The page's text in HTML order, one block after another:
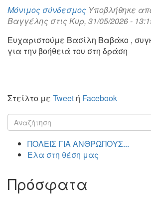
Μόνιμος σύνδεσμος Υποβλήθηκε
Βαγγέλης στις Κυρ, 31/05/2026 -
Ευχαριστούμε Βασίλη Βαβάκο ,
για την βοήθειά του στη δράση
Στείλτο με Tweet ή Facebook
Φόρμα
αναζήτησης
ΠΟΛΕΙΣ ΓΙΑ ΑΝΘΡΩΠΟΥΣ...
Έλα στη θέση μας
Πρόσφατα